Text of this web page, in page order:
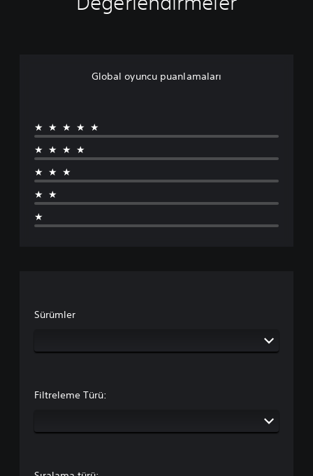
Global oyuncu puanlamaları
★★★★★
★★★★
★★★
★★
★
Sürümler
Filtreleme Türü: